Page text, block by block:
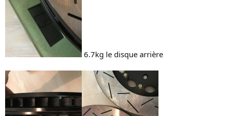
6.7kg le disque arrière